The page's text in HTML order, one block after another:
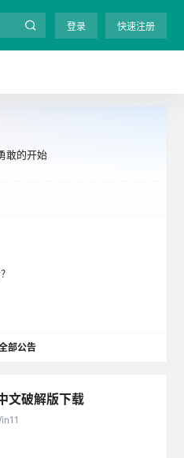
登录 快速注册
敢的开始
部公告
文破解版下载